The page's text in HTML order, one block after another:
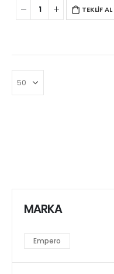
TEKLİF AL
MARKA
Empero